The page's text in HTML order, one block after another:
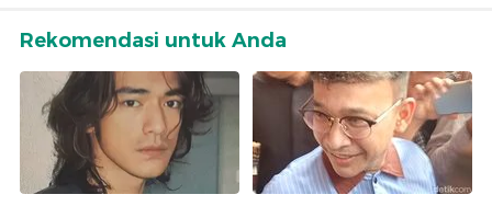
Rekomendasi untuk Anda